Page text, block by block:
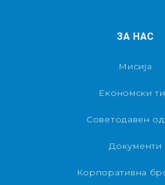
ЗА НАС
Мисија
Економски
Советодавен
Документи
Корпоративна